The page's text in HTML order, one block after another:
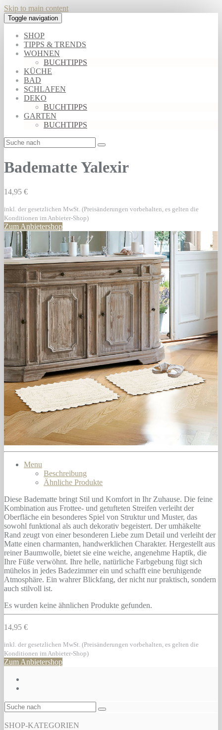
Skip to main content
Toggle navigation
SHOP
TIPPS & TRENDS
WOHNEN
BUCHTIPPS
KÜCHE
BAD
SCHLAFEN
DEKO
BUCHTIPPS
GARTEN
BUCHTIPPS
Badematte Yalexir
14,95 €
inkl. der gesetzlichen MwSt. (Preisänderungen vorbehalten, es gelten die
Konditionen im Anbieter-Shop)
Zum Anbietershop
Menu
Beschreibung
Ähnliche Produkte
Diese Badematte bringt Stil und Komfort in Ihr Zuhause. Die feine
Kombination aus Frottee- und getufteten Streifen verleiht der
Oberfläche ein besonderes Spiel von Struktur und Muster, das
sowohl funktional als auch dekorativ begeistert. Der umhäkelte
Rand zeugt von einer besonderen Liebe zum Detail und verleiht der
Matte einen charmanten, handwerklichen Charakter. Hergestellt aus
reiner Baumwolle, bietet sie eine weiche, angenehme Haptik, die
Ihre Füße verwöhnt. Ihre helle, natürliche Farbgebung fügt sich
mühelos in jedes Badezimmer ein und schafft eine beruhigende
Atmosphäre. Ein wahrer Blickfang, der nicht nur praktisch, sondern
auch stilvoll ist.
Es wurden keine ähnlichen Produkte gefunden.
14,95 €
inkl. der gesetzlichen MwSt. (Preisänderungen vorbehalten, es gelten die
Konditionen im Anbieter-Shop)
Zum Anbietershop
SHOP-KATEGORIEN